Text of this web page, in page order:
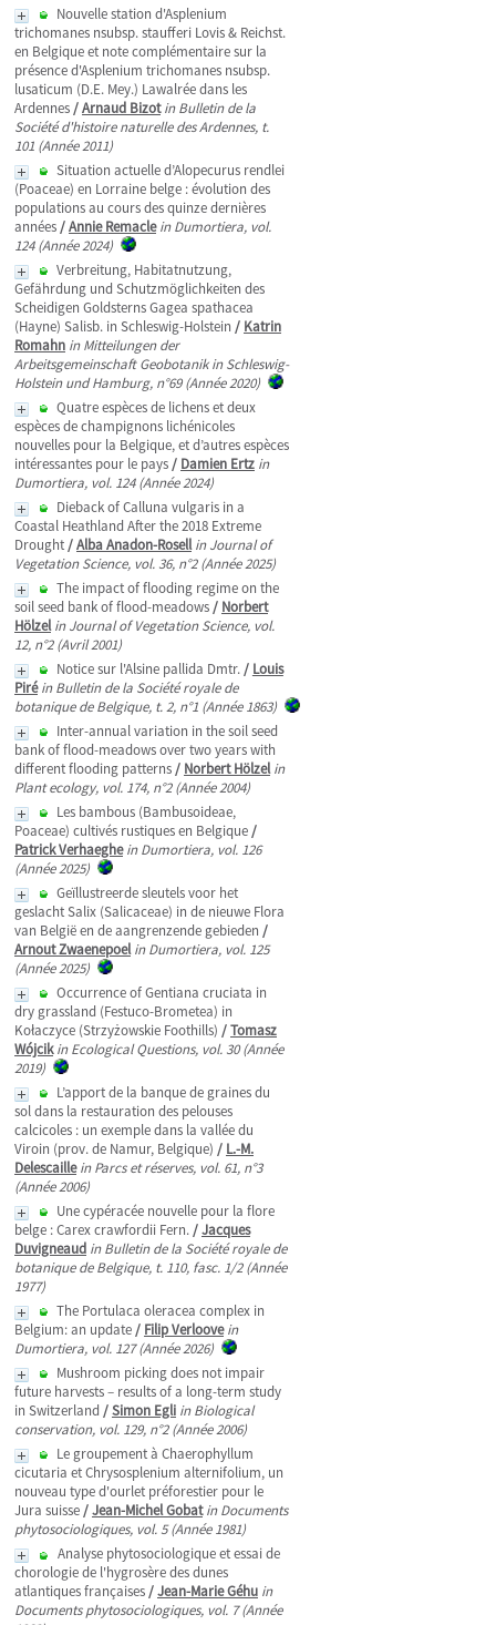
Nouvelle station d'Asplenium
trichomanes nsubsp. staufferi Lovis & Reichst.
en Belgique et note complémentaire sur la
présence d'Asplenium trichomanes nsubsp.
lusaticum (D.E. Mey.) Lawalrée dans les
Ardennes/Arnaud Bizot in Bulletin de la
Société d'histoire naturelle des Ardennes, t.
101 (Année 2011)
Situation actuelle d’Alopecurus rendlei
(Poaceae) en Lorraine belge : évolution des
populations au cours des quinze dernières
années/Annie Remacle in Dumortiera, vol.
124 (Année 2024)
Verbreitung, Habitatnutzung,
Gefährdung und Schutzmöglichkeiten des
Scheidigen Goldsterns Gagea spathacea
(Hayne) Salisb. in Schleswig-Holstein / Katrin
Romahn in Mitteilungen der
Arbeitsgemeinschaft Geobotanik in Schleswig-
Holstein und Hamburg, n°69 (Année 2020)
Quatre espèces de lichens et deux
espèces de champignons lichénicoles
nouvelles pour la Belgique, et d’autres espèces
intéressantes pour le pays/ Damien Ertz in
Dumortiera, vol. 124 (Année 2024)
Dieback of Calluna vulgaris in a
Coastal Heathland After the 2018 Extreme
Drought/Alba Anadon-Rosell in Journal of
Vegetation Science, vol. 36, n°2 (Année 2025)
The impact of flooding regime on the
soil seed bank of flood-meadows/ Norbert
Hölzel in Journal of Vegetation Science, vol.
12, n°2 (Avril 2001)
Notice sur l'Alsine pallida Dmtr./ Louis
Piré in Bulletin de la Société royale de
botanique de Belgique, t. 2, n°1 (Année 1863)
Inter-annual variation in the soil seed
bank of flood-meadows over two years with
different flooding patterns/ Norbert Hölzel in
Plant ecology, vol. 174, n°2 (Année 2004)
Les bambous (Bambusoideae,
Poaceae) cultivés rustiques en Belgique/
Patrick Verhaeghe in Dumortiera, vol. 126
(Année 2025)
Geïllustreerde sleutels voor het
geslacht Salix (Salicaceae) in de nieuwe Flora
van België en de aangrenzende gebieden /
Arnout Zwaenepoel in Dumortiera, vol. 125
(Année 2025)
Occurrence of Gentiana cruciata in
dry grassland (Festuco-Brometea) in
Kołaczyce (Strzyżowskie Foothills) /Tomasz
Wójcik in Ecological Questions, vol. 30 (Année
2019)
L’apport de la banque de graines du
sol dans la restauration des pelouses
calcicoles : un exemple dans la vallée du
Viroin (prov. de Namur, Belgique) / L.-M.
Delescaille in Parcs et réserves, vol. 61, n°3
(Année 2006)
Une cypéracée nouvelle pour la flore
belge : Carex crawfordii Fern./Jacques
Duvigneaud in Bulletin de la Société royale de
botanique de Belgique, t. 110, fasc. 1/2 (Année
1977)
The Portulaca oleracea complex in
Belgium: an update/ Filip Verloove in
Dumortiera, vol. 127 (Année 2026)
Mushroom picking does not impair
future harvests – results of a long-term study
in Switzerland /Simon Egli in Biological
conservation, vol. 129, n°2 (Année 2006)
Le groupement à Chaerophyllum
cicutaria et Chrysosplenium alternifolium, un
nouveau type d'ourlet préforestier pour le
Jura suisse/Jean-Michel Gobat in Documents
phytosociologiques, vol. 5 (Année 1981)
Analyse phytosociologique et essai de
chorologie de l'hygrosère des dunes
atlantiques françaises/Jean-Marie Géhu in
Documents phytosociologiques, vol. 7 (Année